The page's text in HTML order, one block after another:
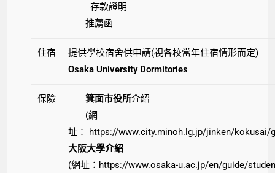
存款證明
推薦函
住宿
提供學校宿舍供申請(視各校當年住宿情形而定)
Osaka University Dormitories
保險 箕面市役所介紹
(網
址： https://www.city.minoh.lg.jp/jinken/kokusai/
大阪大學介紹
(網址： https://www.osaka-u.ac.jp/en/guide/